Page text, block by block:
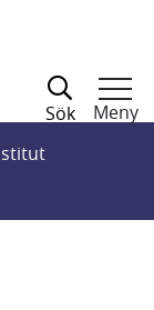
Sök
Meny